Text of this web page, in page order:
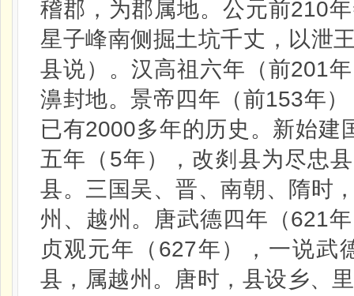
稽郡，为郡属地。公元前210
星子峰南侧掘土坑千丈，以泄
县说）。汉高祖六年（前201
濞封地。景帝四年（前153年
已有2000多年的历史。新始建
五年（ 5年），改剡县为尽忠
县。三国吴、晋、南朝、隋时
州、越州。唐武德四年（621
贞观元年（ 627年），一说武
县，属越州。唐时，县设乡、